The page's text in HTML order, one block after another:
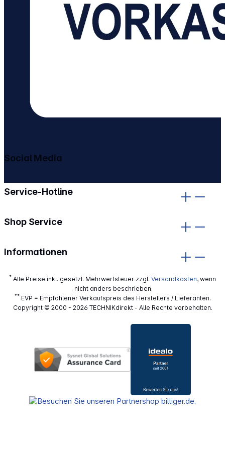
Service-Hotline
Shop Service
Informationen
Social Media
* Alle Preise inkl. gesetzl. Mehrwertsteuer zzgl. Versandkosten, wenn
nicht anders beschrieben
**EVP = Empfohlener Verkaufspreis des Herstellers / Lieferanten.
Copyright © 2000 - 2026 TECHNIKdirekt - Alle Rechte vorbehalten.